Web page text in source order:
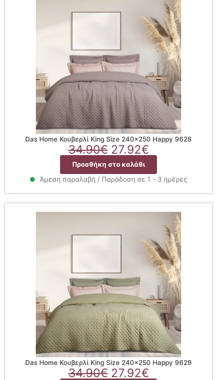
Das Home Κουβερλί King Size 240×250 Happy 9628
34.90€ Original
price
was:
34.90€.
27.92€Η
τρέχουσα
τιμή
είναι:
27.92€.
Προσθήκη στο καλάθι
Άμεση παραλαβή / Παράδοση σε 1 - 3 ημέρες
Das Home Κουβερλί King Size 240×250 Happy 9629
34.90€ Original
27.92€Η